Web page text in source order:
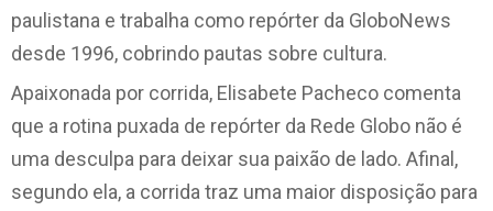
paulistana e trabalha como repórter da GloboNews
desde 1996, cobrindo pautas sobre cultura.
Apaixonada por corrida, Elisabete Pacheco comenta
que a rotina puxada de repórter da Rede Globo não é
uma desculpa para deixar sua paixão de lado. Afinal,
segundo ela, a corrida traz uma maior disposição para